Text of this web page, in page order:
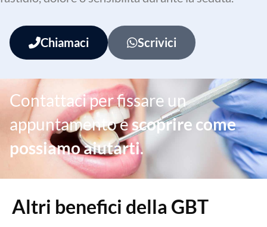
Chiamaci Scrivici
Contattaci per fissare un
appuntamento escoprire come
possiamo aiutarti.
Altri benefici della GBT